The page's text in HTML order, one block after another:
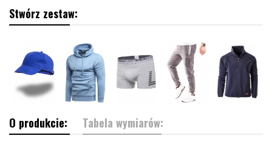
Stwórz zestaw:
O produkcie: Tabela wymiarów: